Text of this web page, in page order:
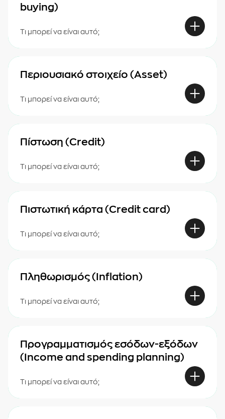
buying)
Τι μπορεί να είναι αυτό;
Περιουσιακό στοιχείο (Asset)
Τι μπορεί να είναι αυτό;
Πίστωση (Credit)
Τι μπορεί να είναι αυτό;
Πιστωτική κάρτα (Credit card)
Τι μπορεί να είναι αυτό;
Πληθωρισμός (Inflation)
Τι μπορεί να είναι αυτό;
Προγραμματισμός εσόδων-εξόδων
(Income and spending planning)
Τι μπορεί να είναι αυτό;